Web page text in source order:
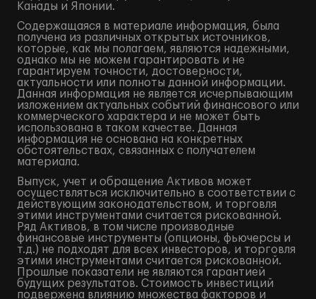
Канады и Японии.
Содержащаяся в материале информация, была
получена из различных открытых источников,
которые, как мы полагаем, являются надежными,
однако мы не можем гарантировать и не
гарантируем точности, достоверности,
актуальности или полноты данной информации.
Данная информация не является исчерпывающим
изложением актуальных событий финансового или
коммерческого характера и не может быть
использована в таком качестве. Данная
информация не основана на конкретных
обстоятельствах, связанных с получателем
материала.
Выпуск, учет и обращение Активов может
осуществляться исключительно в соответствии с
действующим законодательством, и торговля
этими инструментами считается рискованной.
Ряд Активов, в том числе производные
финансовые инструменты (опционы, фьючерсы и
т.д.) не подходят для всех инвесторов, и торговля
этими инструментами считается рискованной.
Прошлые показатели не являются гарантией
будущих результатов. Стоимость инвестиций
подвержена влиянию множества факторов и